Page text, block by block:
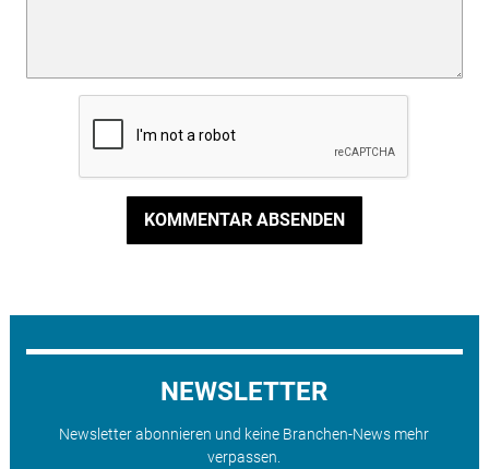
KOMMENTAR ABSENDEN
NEWSLETTER
Newsletter abonnieren und keine Branchen-News mehr
verpassen.